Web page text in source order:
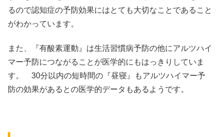
るので認知症の予防効果にはとても大切なことであること
がわかっています。
また、『有酸素運動』は生活習慣病予防の他にアルツハイ
マー予防につながることが医学的にもはっきりしていま
す。 30分以内の短時間の『昼寝』もアルツハイマー予
防の効果があるとの医学的データもあるようです。